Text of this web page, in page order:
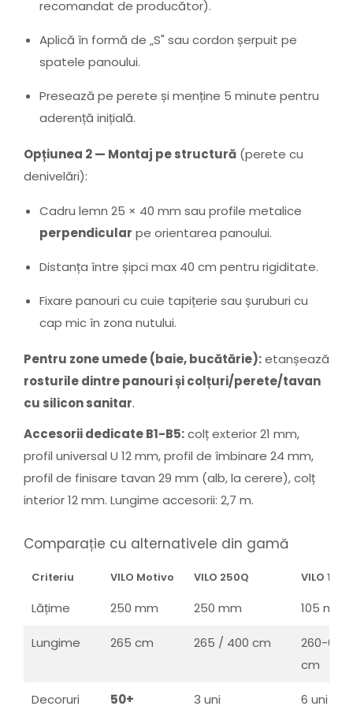
recomandat de producător).
Aplică în formă de „S" sau cordon șerpuit pe
spatele panoului.
Presează pe perete și menține 5 minute pentru
aderență inițială.
Opțiunea 2 — Montaj pe structură (perete cu
denivelări):
Cadru lemn 25 × 40 mm sau profile metalice
perpendicular pe orientarea panoului.
Distanța între șipci max 40 cm pentru rigiditate.
Fixare panouri cu cuie tapițerie sau șuruburi cu
cap mic în zona nutului.
Pentru zone umede (baie, bucătărie):etanșează
rosturile dintre panouri și colțuri/perete/tavan
cu silicon sanitar.
Accesorii dedicate B1-B5:colț exterior 21 mm,
profil universal U 12 mm, profil de îmbinare 24 mm,
profil de finisare tavan 29 mm (alb, la cerere), colț
interior 12 mm. Lungime accesorii: 2,7 m.
Comparație cu alternativele din gamă
Criteriu VILO Motivo VILO 250Q VILO 105
Lățime 250 mm 250 mm 105 mm
Lungime 265 cm 265 / 400 cm
260-600
cm
Decoruri
50+
3 uni
6 uni